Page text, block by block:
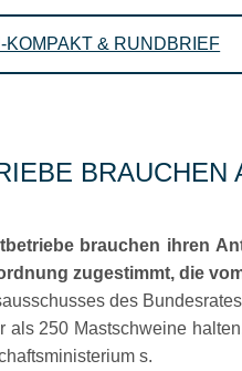
KOMPAKT & RUNDBRIEF
brauchen ihren
zugestimmt, die
des
als 250 Mastschweine
s.